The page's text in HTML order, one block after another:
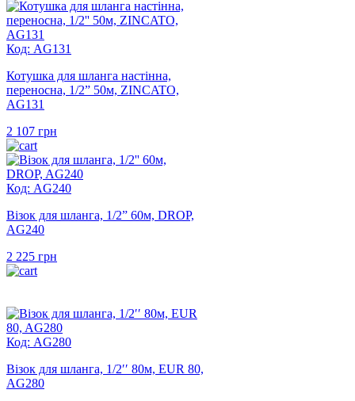
Код: AG131
Котушка для шланга настінна,
переносна, 1/2” 50м, ZINCATO,
AG131
2 107 грн
Код: AG240
Візок для шланга, 1/2” 60м, DROP,
AG240
2 225 грн
Код: AG280
Візок для шланга, 1/2′′ 80м, EUR 80,
AG280